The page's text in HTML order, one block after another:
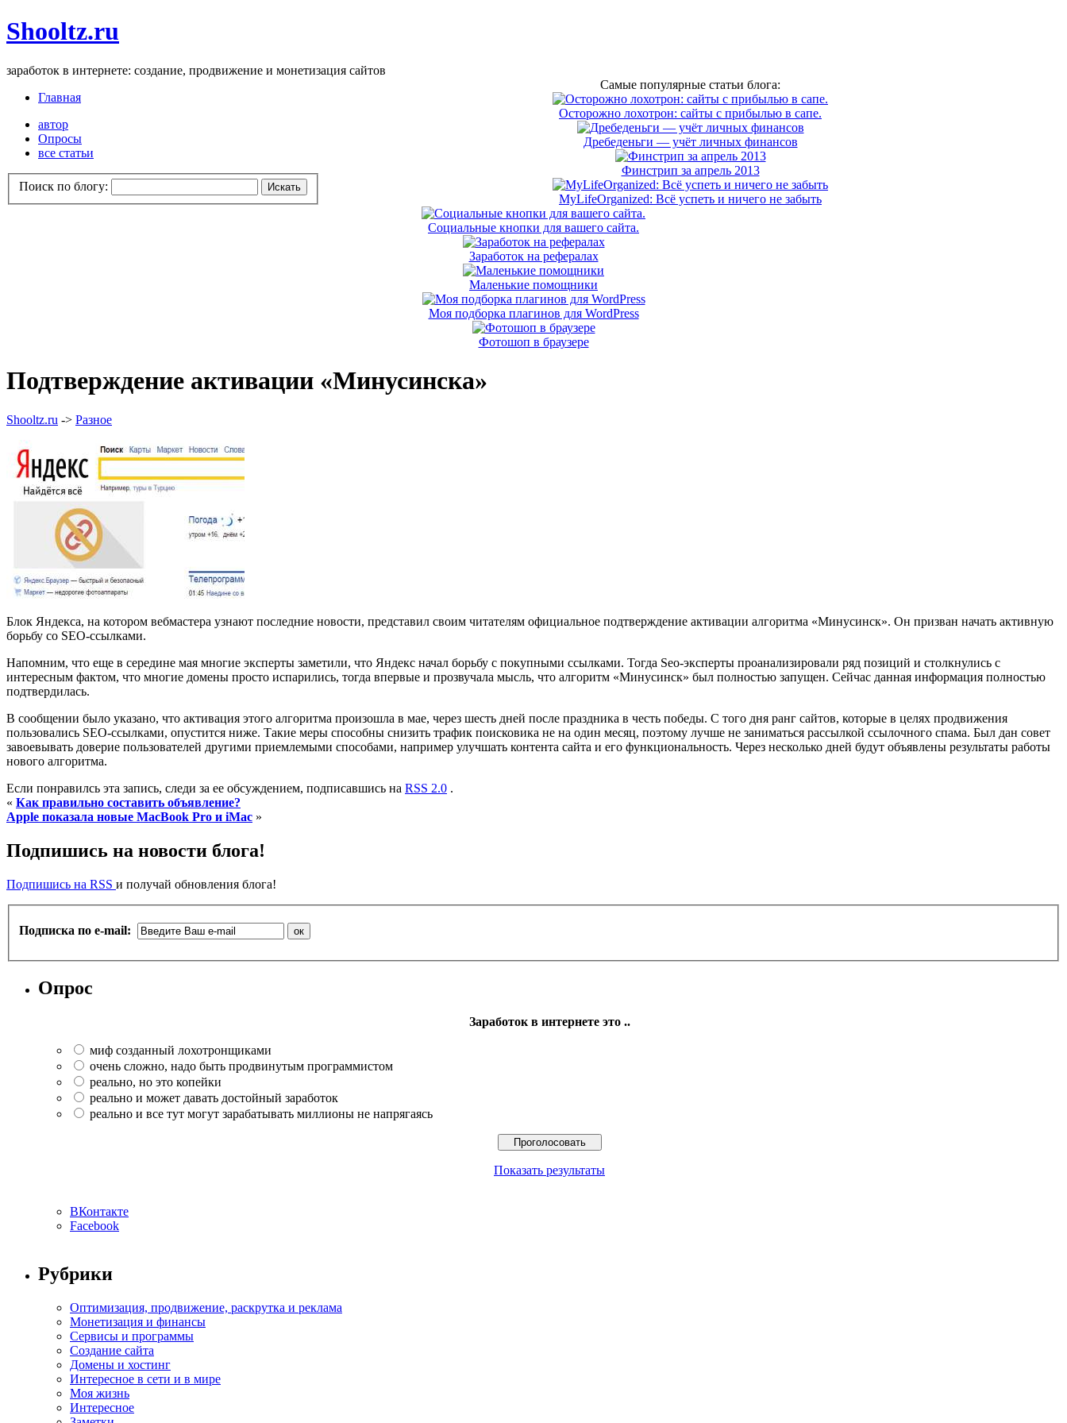
Shooltz.ru
заработок в интернете: создание, продвижение и монетизация сайтов
Главная
автор
Опросы
все статьи
Поиск по блогу:
Самые популярные статьи блога:
Осторожно лохотрон: сайты с прибылью в сапе.
Дребеденьги — учёт личных финансов
Финстрип за апрель 2013
MyLifeOrganized: Всё успеть и ничего не забыть
Социальные кнопки для вашего сайта.
Заработок на рефералах
Маленькие помощники
Моя подборка плагинов для WordPress
Фотошоп в браузере
Подтверждение активации «Минусинска»
Shooltz.ru -> Разное
Блок Яндекса, на котором вебмастера узнают последние новости, представил своим читателям официальное подтверждение активации алгоритма «Минусинск». Он призван начать активную
борьбу со SEO-ссылками.
Напомним, что еще в середине мая многие эксперты заметили, что Яндекс начал борьбу с покупными ссылками. Тогда Seo-эксперты проанализировали ряд позиций и столкнулись с
интересным фактом, что многие домены просто испарились, тогда впервые и прозвучала мысль, что алгоритм «Минусинск» был полностью запущен. Сейчас данная информация полностью
подтвердилась.
В сообщении было указано, что активация этого алгоритма произошла в мае, через шесть дней после праздника в честь победы. С того дня ранг сайтов, которые в целях продвижения
пользовались SEO-ссылками, опустится ниже. Такие меры способны снизить трафик поисковика не на один месяц, поэтому лучше не заниматься рассылкой ссылочного спама. Был дан совет
завоевывать доверие пользователей другими приемлемыми способами, например улучшать контента сайта и его функциональность. Через несколько дней будут объявлены результаты работы
нового алгоритма.
Если понравилсь эта запись, следи за ее обсуждением, подписавшись на RSS 2.0 .
« Как правильно составить объявление?
Apple показала новые MacBook Pro и iMac »
Подпишись на новости блога!
Подпишись на RSS и получай обновления блога!
Подписка по e-mail:
Опрос
Заработок в интернете это ..
миф созданный лохотронщиками
очень сложно, надо быть продвинутым программистом
реально, но это копейки
реально и может давать достойный заработок
реально и все тут могут зарабатывать миллионы не напрягаясь
Показать результаты
ВКонтакте
Facebook
Рубрики
Оптимизация, продвижение, раскрутка и реклама
Монетизация и финансы
Сервисы и программы
Создание сайта
Домены и хостинг
Интересное в сети и в мире
Моя жизнь
Интересное